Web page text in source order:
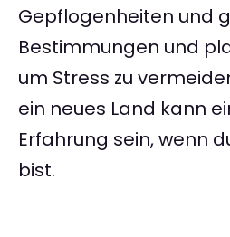
Gepflogenheiten und
Bestimmungen und
um Stress zu
ein neues Land kann
Erfahrung sein, wenn
bist.